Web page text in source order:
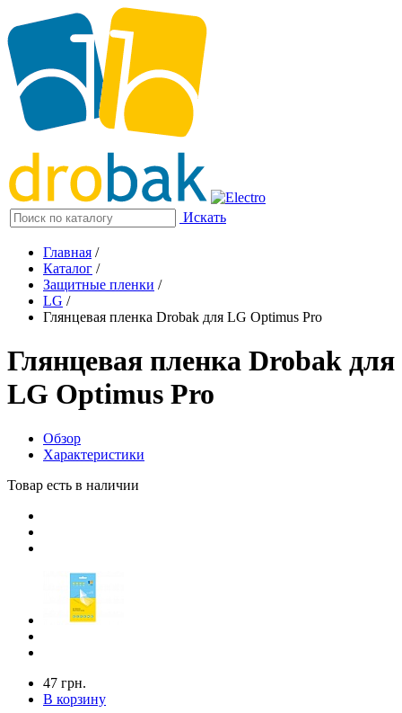
Искать
Главная /
Каталог /
Защитные пленки /
LG /
Глянцевая пленка Drobak для LG Optimus Pro
Глянцевая пленка Drobak для
LG Optimus Pro
Обзор
Характеристики
Товар есть в наличии
47 грн.
В корзину